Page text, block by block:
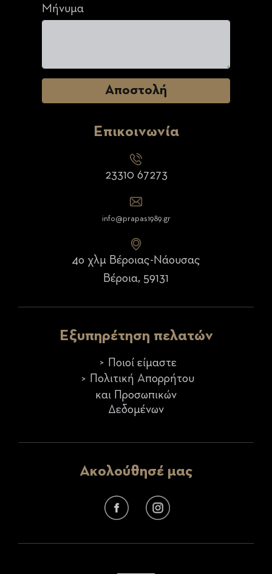
Μήνυμα
Επικοινωνία
23310 67273
info@prapas1989.gr
4ο χλμ Βέροιας-Νάουσας
Βέροια, 59131
Εξυπηρέτηση πελατών
Ποιοί είμαστε
Πολιτική Απορρήτου
και Προσωπικών
Δεδομένων
Ακολούθησέ μας